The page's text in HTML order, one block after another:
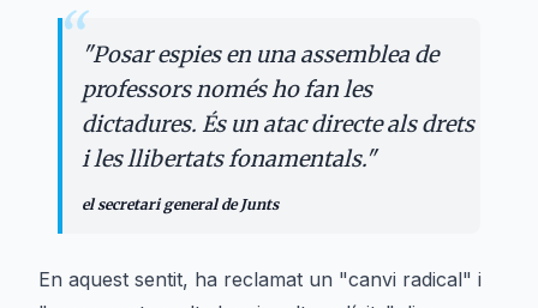
“"Posar espies en una assemblea de
professors només ho fan les
dictadures. És un atac directe als drets
i les llibertats fonamentals."
el secretari general de Junts
En aquest sentit, ha reclamat un "canvi radical" i